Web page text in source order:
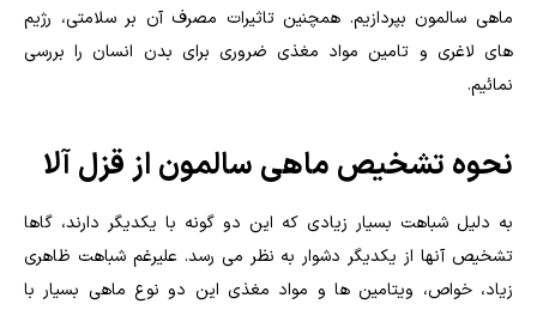
ماهی سالمون بپردازیم. همچنین تاثیرات مصرف آن بر سلامتی، رژیم
های لاغری و تامین مواد مغذی ضروری برای بدن انسان را بررسی
نمائیم.
نحوه تشخیص ماهی سالمون از قزل آلا
به دلیل شباهت بسیار زیادی که این دو گونه با یکدیگر دارند، گاها
تشخیص آنها از یکدیگر دشوار به نظر می رسد. علیرغم شباهت ظاهری
زیاد، خواص، ویتامین ها و مواد مغذی این دو نوع ماهی بسیار با